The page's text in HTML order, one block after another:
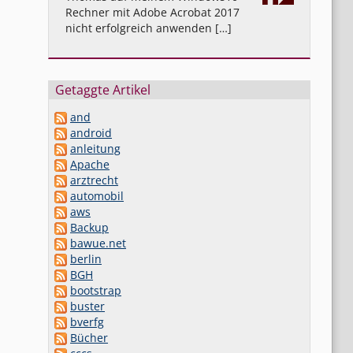
Rechner mit Adobe Acrobat 2017
nicht erfolgreich anwenden […]
Getaggte Artikel
and
android
anleitung
Apache
arztrecht
automobil
aws
Backup
bawue.net
berlin
BGH
bootstrap
buster
bverfg
Bücher